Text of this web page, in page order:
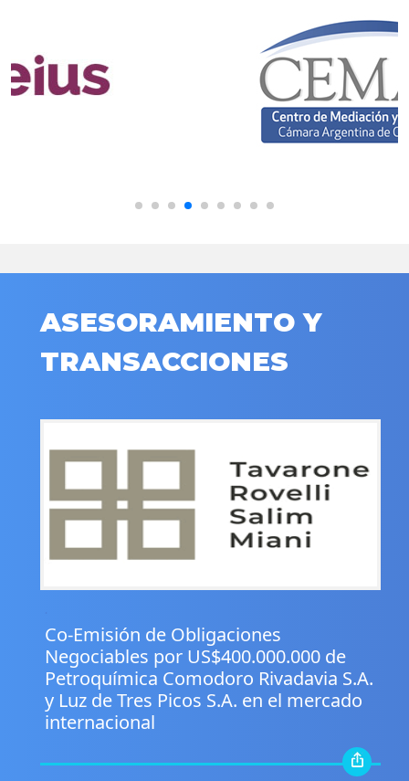
ASESORAMIENTO Y
TRANSACCIONES
Co-Emisión de Obligaciones
Negociables por US$400.000.000 de
Petroquímica Comodoro Rivadavia S.A.
y Luz de Tres Picos S.A. en el mercado
internacional